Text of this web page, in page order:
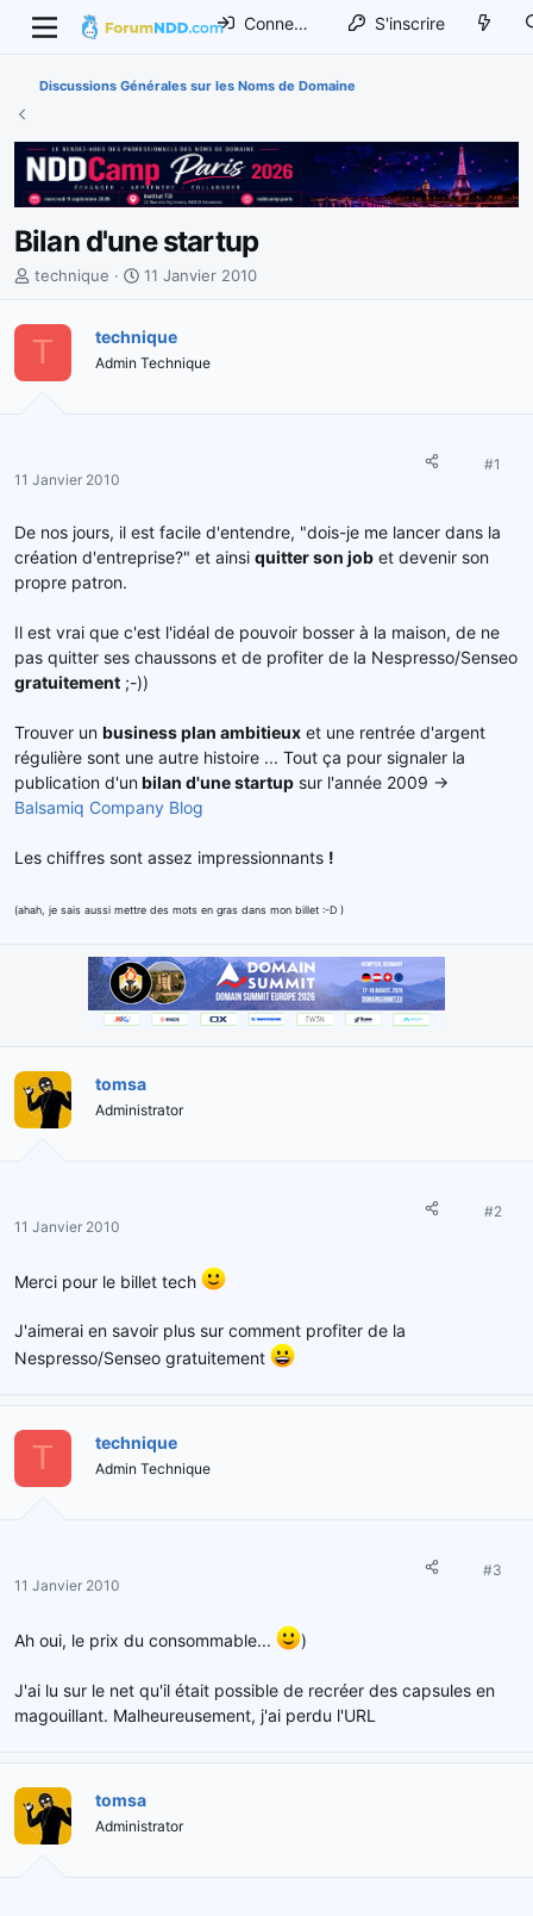
Connexion S'inscrire
Discussions Générales sur les Noms de Domaine
Bilan d'une startup
I
i
t
r
e
l
a
i
s
c
s
s
i
o
technique
D
e
d
11 Janvier 2010
T technique
Admin Technique
11 Janvier 2010
#1
De nos jours, il est facile d'entendre, "dois-je me lancer dans la
création d'entreprise?" et ainsi quitter son job et devenir son
propre patron.
Il est vrai que c'est l'idéal de pouvoir bosser à la maison, de ne
pas quitter ses chaussons et de profiter de la Nespresso/Senseo
gratuitement ;-))
Trouver un business plan ambitieux et une rentrée d'argent
régulière sont une autre histoire ... Tout ça pour signaler la
publication d'unbilan d'une startup sur l'année 2009 ->
Balsamiq Company Blog
Les chiffres sont assez impressionnants !
(ahah, je sais aussi mettre des mots en gras dans mon billet :-D )
tomsa
Administrator
11 Janvier 2010
#2
Merci pour le billet tech
J'aimerai en savoir plus sur comment profiter de la
Nespresso/Senseo gratuitement
T technique
Admin Technique
11 Janvier 2010
#3
Ah oui, le prix du consommable... )
J'ai lu sur le net qu'il était possible de recréer des capsules en
magouillant. Malheureusement, j'ai perdu l'URL
tomsa
Administrator